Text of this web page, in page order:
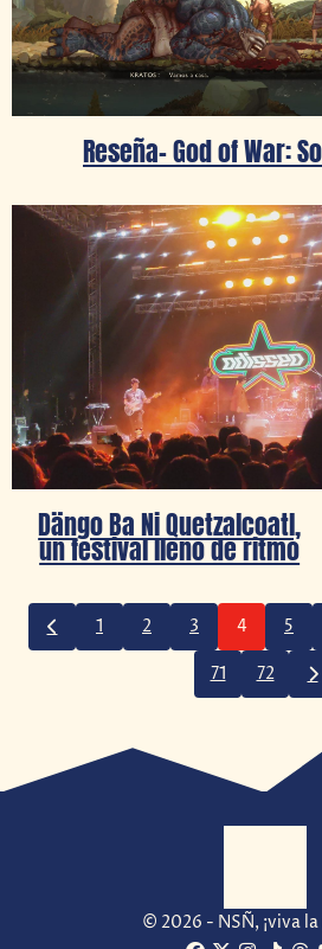
Reseña- God of War:
Dängo Ba Ni Quetzalcoatl,
un festival lleno de ritmo
1 2 3 4 5
71
72
© 2026 - NSÑ, ¡viva